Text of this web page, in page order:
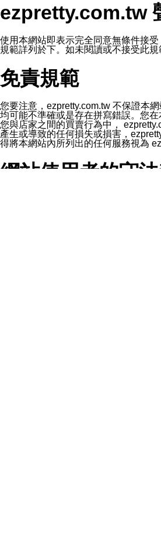
本公司/本服務將以通知型訊息傳送
本公司/本服務傳送之通知型訊息以
2.該 LINE 帳號已在 LINE APP 設
3.LINE 帳號未封鎖傳送訊息之
欲變更通知型訊息的設定，操作如
1.點選「主頁」＞「設定」
2.點選「隱私設定」
3.點選「提供使用資料」
5.開關「接收LINE通知型訊息」
❗️關閉「接收通知型訊息」後，將
ezpretty.com.tw
使用本網站即表示完全同意無條件接
規範詳列於下。如未閱讀或不接受此
免責規範
您要注意，ezpretty.com.tw 不保證本
均可能不準確或是存在拼寫錯誤。您
您與店家之間的買賣行為中，
產生或導致的任何損失或損害，
得將本網站內所列出的任何服務視為
網站使用者的守